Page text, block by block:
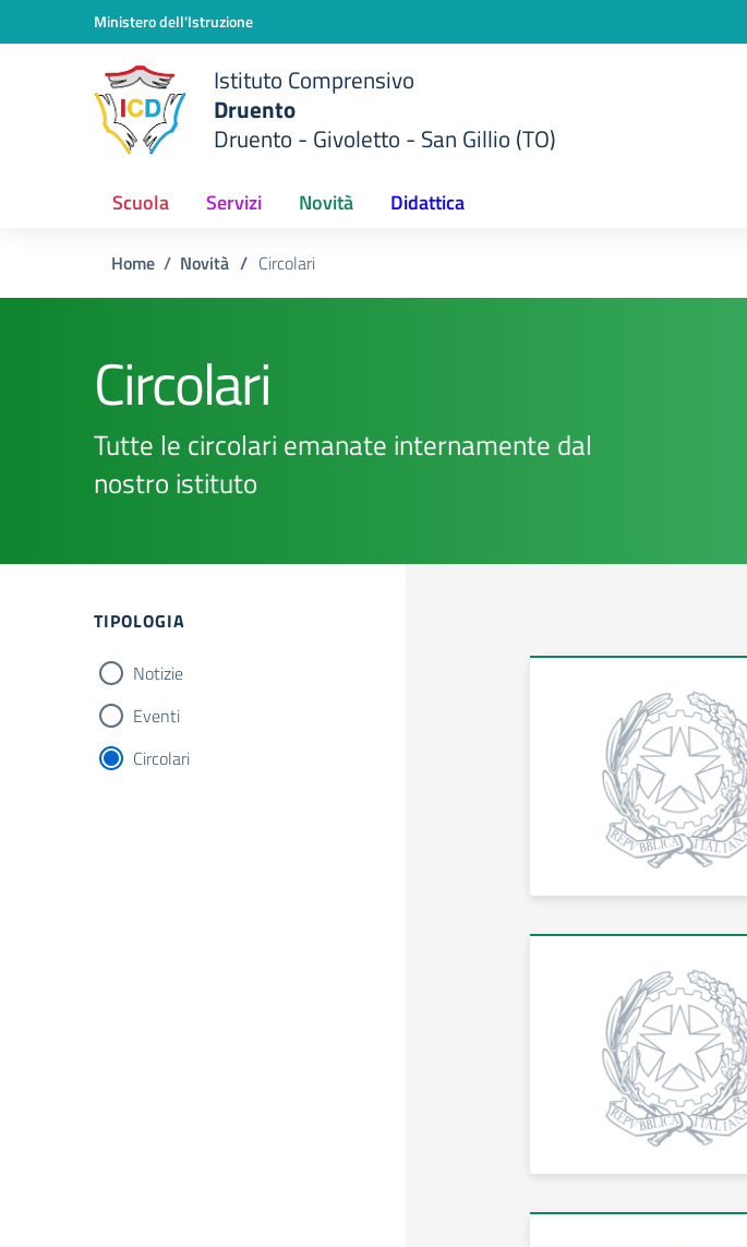
Vai ai contenuti
Vai al menu di navigazione
Ministero dell'Istruzione
Istituto Comprensivo
Druento
Druento - Givoletto - San Gillio (TO)
Scuola Servizi Novità Didattica
Home Novità / Circolari
Circolari
Tutte le circolari emanate internamente dal
nostro istituto
TIPOLOGIA
Notizie
Eventi
Circolari